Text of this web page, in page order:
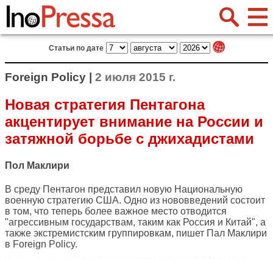
Статьи по дате
Foreign Policy | 2 июля 2015 г.
Новая стратегия Пентагона
акцентирует внимание на России и
затяжной борьбе с джихадистами
Пол Маклири
В среду Пентагон представил новую Национальную
военную стратегию США. Одно из нововведений состоит
в том, что теперь более важное место отводится
"агрессивным государствам, таким как Россия и Китай", а
также экстремистским группировкам, пишет Пал Маклири
в Foreign Policy.